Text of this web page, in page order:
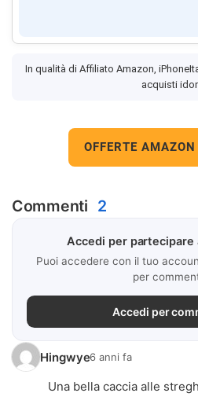
In qualità di Affiliato Amazon,
acquisti
OFFERTE
Commenti 2
Accedi per partecipare
Puoi accedere con il tuo
per
Accedi per
Hingwye6 anni fa
Una bella caccia alle